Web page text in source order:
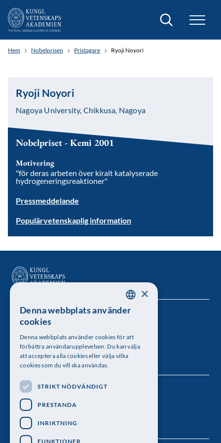
Sök
Hem Nobelprisen Pristagare Ryoji Noyori
Ryoji Noyori
Nagoya University, Chikkusa, Nagoya
Nobelpriset - Kemi 2001
Motivering
"för deras arbeten över kiralt katalyserade
hydrogeneringsreaktioner"
Pressmeddelande
Populärvetenskaplig information
Kungl. Vetenskapsakademien
Besöksadress: Lilla Frescativägen 4A
Telefon: 08-673 95 00
Följ oss
SWEDISH
×
Denna webbplats använder
cookies
Denna webbplats använder cookies för att
förbättra användarupplevelsen. Du kan välja
att acceptera alla cookies eller välja vilka
cookies som du vill ska användas.
STRIKT NÖDVÄNDIGT
PRESTANDA
INRIKTNING
FUNKTIONER